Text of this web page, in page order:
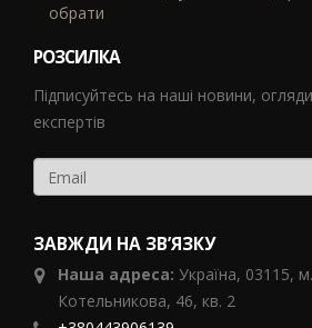
обрати
РОЗСИЛКА
Підписуйтесь на наші новини,
експертів
ЗАВЖДИ НА ЗВ’ЯЗКУ
Наша адреса: Україна, 03115,
Котельникова, 46, кв. 2